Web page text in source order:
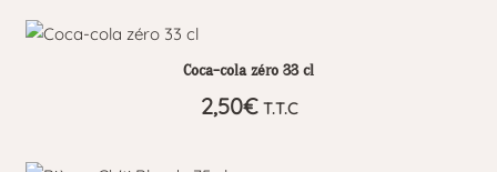
Coca-cola zéro 33 cl
2,50€ T.T.C